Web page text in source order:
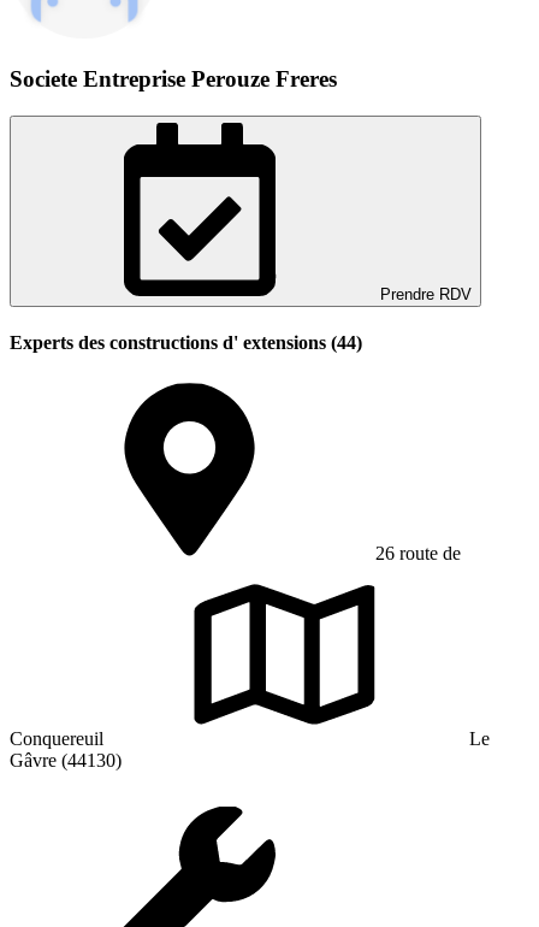
Societe Entreprise Perouze Freres
Prendre RDV
Experts des constructions d' extensions (44)
26 route de
Conquereuil
Le
Gâvre (44130)